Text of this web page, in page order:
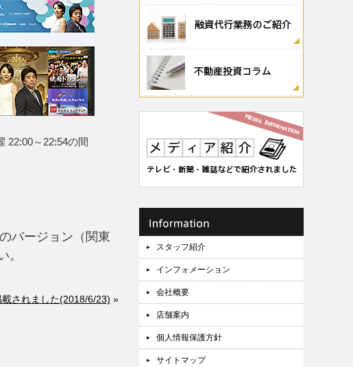
22:00～22:54の間
バージョン（関東
。
されました(2018/6/23) »
スタッフ紹介
インフォメーション
会社概要
店舗案内
個人情報保護方針
サイトマップ